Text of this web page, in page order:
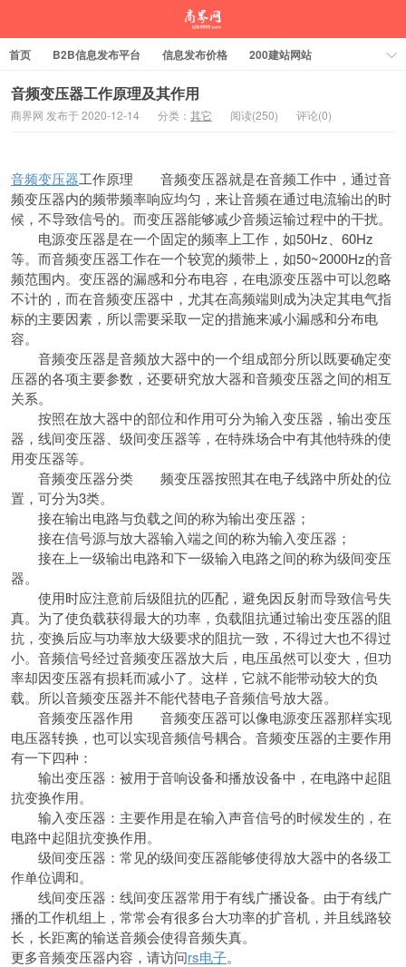
首页 B2B信息发布平台 信息发布价格 200建站网站
音频变压器工作原理及其作用
商界网 发布于 2020-12-14 分类： 其它 阅读(250) 评论(0)
音频变压器工作原理 音频变压器就是在音频工作中，通过音
频变压器内的频带频率响应均匀，来让音频在通过电流输出的时
候，不导致信号的。而变压器能够减少音频运输过程中的干扰。
电源变压器是在一个固定的频率上工作，如50Hz、60Hz
等。而音频变压器工作在一个较宽的频带上，如50~2000Hz的音
频范围内。变压器的漏感和分布电容，在电源变压器中可以忽略
不计的，而在音频变压器中，尤其在高频端则成为决定其电气指
标的主要因素，所以需要采取一定的措施来减小漏感和分布电
容。
音频变压器是音频放大器中的一个组成部分所以既要确定变
压器的各项主要参数，还要研究放大器和音频变压器之间的相互
关系。
按照在放大器中的部位和作用可分为输入变压器，输出变压
器，线间变压器、级间变压器等，在特殊场合中有其他特殊的使
用变压器等。
音频变压器分类 频变压器按照其在电子线路中所处的位
置，可分为3类。
接在输出电路与负载之间的称为输出变压器；
接在信号源与放大器输入端之间的称为输入变压器；
接在上一级输出电路和下一级输入电路之间的称为级间变压
器。
使用时应注意前后级阻抗的匹配，避免因反射而导致信号失
真。为了使负载获得最大的功率，负载阻抗通过输出变压器的阻
抗，变换后应与功率放大级要求的阻抗一致，不得过大也不得过
小。音频信号经过音频变压器放大后，电压虽然可以变大，但功
率却因变压器有损耗而减小了。这样，它就不能带动较大的负
载。所以音频变压器并不能代替电子音频信号放大器。
音频变压器作用 音频变压器可以像电源变压器那样实现
电压器转换，也可以实现音频信号耦合。音频变压器的主要作用
有一下四种：
输出变压器：被用于音响设备和播放设备中，在电路中起阻
抗变换作用。
输入变压器：主要作用是在输入声音信号的时候发生的，在
电路中起阻抗变换作用。
级间变压器：常见的级间变压器能够使得放大器中的各级工
作单位调和。
线间变压器：线间变压器常用于有线广播设备。由于有线广
播的工作机组上，常常会有很多台大功率的扩音机，并且线路较
长，长距离的输送音频会使得音频失真。
更多音频变压器内容，请访问rs电子。